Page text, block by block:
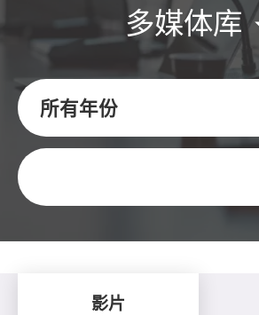
多媒体库
所有年份
关键字
影片